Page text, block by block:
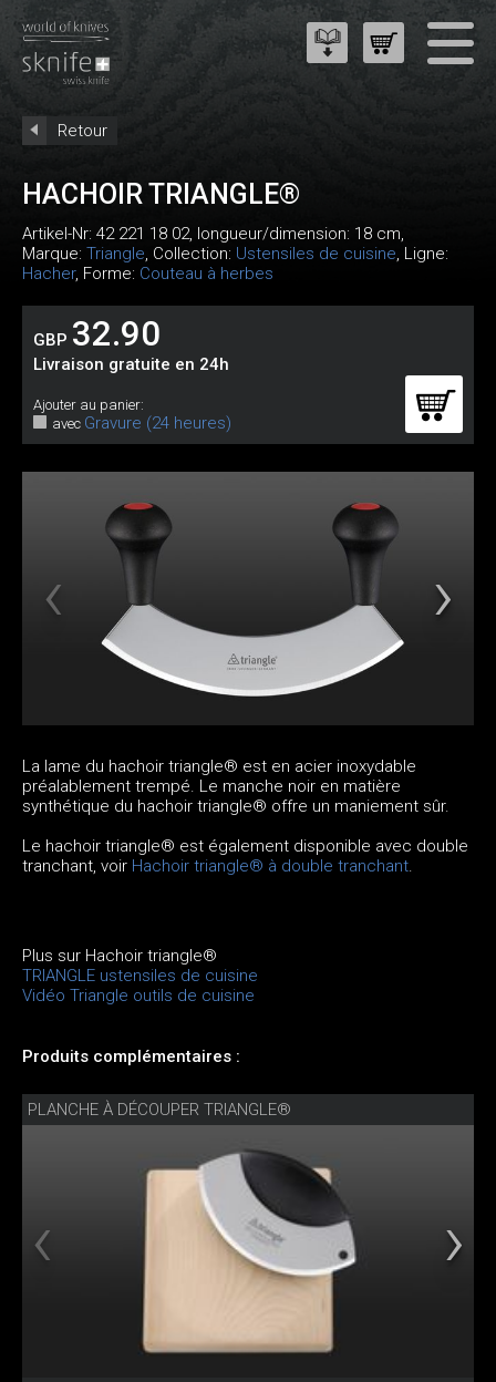
Retour
HACHOIR TRIANGLE®
Artikel-Nr: 42 221 18 02, longueur/dimension: 18 cm,
Marque: Triangle, Collection: Ustensiles de cuisine, Ligne:
Hacher, Forme: Couteau à herbes
GBP 32.90
Livraison gratuite en 24h
Ajouter au panier:
avec Gravure (24 heures)
La lame du hachoir triangle® est en acier inoxydable
préalablement trempé. Le manche noir en matière
synthétique du hachoir triangle® offre un maniement sûr.
Le hachoir triangle® est également disponible avec double
tranchant, voir Hachoir triangle® à double tranchant.
Plus sur Hachoir triangle®
TRIANGLE ustensiles de cuisine
Vidéo Triangle outils de cuisine
Produits complémentaires :
PLANCHE À DÉCOUPER TRIANGLE®